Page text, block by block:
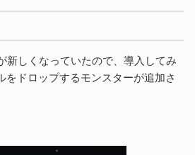
新しくなっていたので、導入してみ
をドロップするモンスターが追加さ